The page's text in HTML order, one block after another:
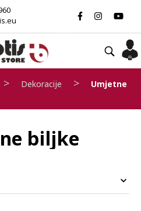
> Dekoracije >
Umjetne
biljke